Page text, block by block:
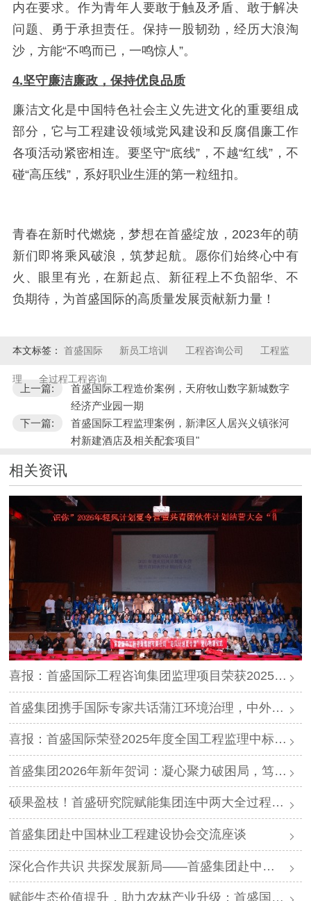
内在要求。作为青年人要敢于触及矛盾、敢于解决
问题、勇于承担责任。保持一股韧劲，经历大浪淘
沙，方能“不鸣而已，一鸣惊人”。
4.坚守廉洁廉政，保持优良品质
廉洁文化是中国特色社会主义先进文化的重要组成
部分，它与工程建设领域党风建设和反腐倡廉工作
各项活动紧密相连。要坚守“底线”，不越“红线”，不
碰“高压线”，系好职业生涯的第一粒纽扣。
青春在新时代燃烧，梦想在首盛绽放，2023年的萌
新们即将乘风破浪，筑梦起航。愿你们始终心中有
火、眼里有光，在新起点、新征程上不负韶华、不
负期待，为首盛国际的高质量发展贡献新力量！
本文标签： 首盛国际 新员工培训 工程咨询公司 工程监
理 全过程工程咨询
上一篇:
首盛国际工程造价案例，天府牧山数字新城数字
经济产业园一期
下一篇:
首盛国际工程监理案例，新津区人居兴义镇张河
村新建酒店及相关配套项目"
相关资讯
喜报：首盛国际工程咨询集团监理项目荣获2025年度“四川省优质机电安装工程”
首盛集团携手国际专家共话蒲江环境治理，中外智慧赋能生态升级
喜报：首盛国际荣登2025年度全国工程监理中标排行榜第三名
首盛集团2026年新年贺词：凝心聚力破困局，笃行实干启新程
硕果盈枝！首盛研究院赋能集团连中两大全过程工程咨询项目及林业产业专项咨询项目，书写产业服务新篇
首盛集团赴中国林业工程建设协会交流座谈
深化合作共识 共探发展新局——首盛集团赴中诚智信工程咨询股份集团有限公司交流座谈
赋能生态价值提升，助力农林产业升级：首盛国际中标 6.8 亿元山桐子及宣木瓜产业示范基地全过程工程咨询项目